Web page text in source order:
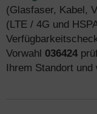
(Glasfaser, Kabel,
(LTE / 4G und
Vorwahl 036424
Ihrem Standort und